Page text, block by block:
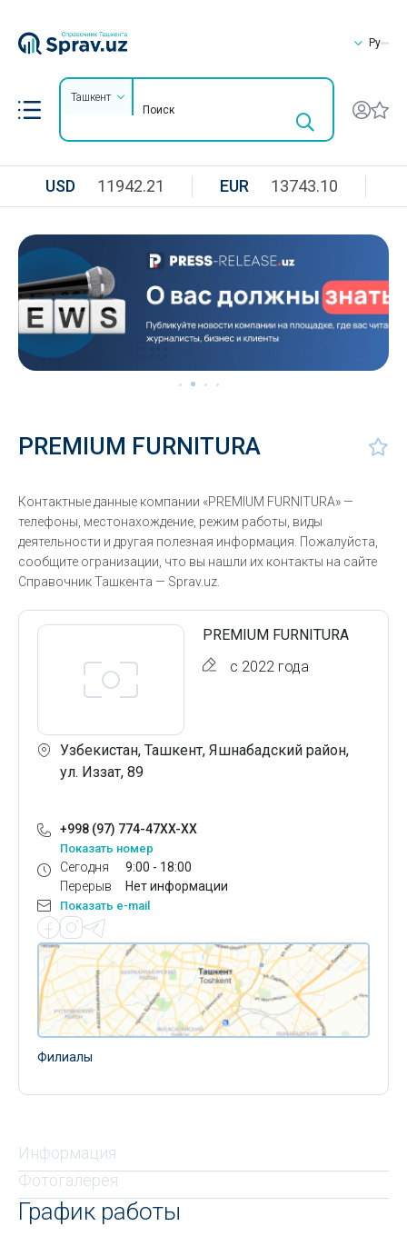
Ру
Ташкент
USD 11942.21 EUR 13743.10
PREMIUM FURNITURA
Контактные данные компании «PREMIUM FURNITURA» —
телефоны, местонахождение, режим работы, виды
деятельности и другая полезная информация. Пожалуйста,
сообщите огранизации, что вы нашли их контакты на сайте
Справочник Ташкента — Sprav.uz.
PREMIUM FURNITURA
с 2022 года
Узбекистан, Ташкент, Яшнабадский район,
ул. Иззат, 89
+998 (97) 774-47XX-XX
Показать номер
Сегодня
Перерыв
9:00 - 18:00
Нет информации
Показать e-mail
Филиалы
Информация
Фотогалерея
График работы